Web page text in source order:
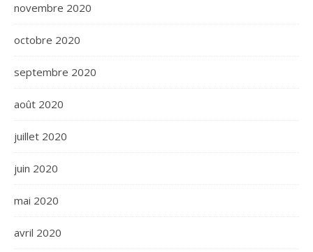
novembre 2020
octobre 2020
septembre 2020
août 2020
juillet 2020
juin 2020
mai 2020
avril 2020